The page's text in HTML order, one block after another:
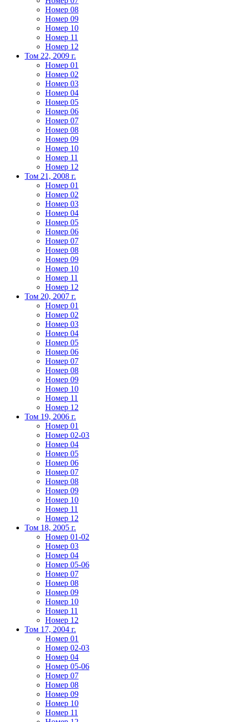
Номер 08
Номер 09
Номер 10
Номер 11
Номер 12
Том 22, 2009 г.
Номер 01
Номер 02
Номер 03
Номер 04
Номер 05
Номер 06
Номер 07
Номер 08
Номер 09
Номер 10
Номер 11
Номер 12
Том 21, 2008 г.
Номер 01
Номер 02
Номер 03
Номер 04
Номер 05
Номер 06
Номер 07
Номер 08
Номер 09
Номер 10
Номер 11
Номер 12
Том 20, 2007 г.
Номер 01
Номер 02
Номер 03
Номер 04
Номер 05
Номер 06
Номер 07
Номер 08
Номер 09
Номер 10
Номер 11
Номер 12
Том 19, 2006 г.
Номер 01
Номер 02-03
Номер 04
Номер 05
Номер 06
Номер 07
Номер 08
Номер 09
Номер 10
Номер 11
Номер 12
Том 18, 2005 г.
Номер 01-02
Номер 03
Номер 04
Номер 05-06
Номер 07
Номер 08
Номер 09
Номер 10
Номер 11
Номер 12
Том 17, 2004 г.
Номер 01
Номер 02-03
Номер 04
Номер 05-06
Номер 07
Номер 08
Номер 09
Номер 10
Номер 11